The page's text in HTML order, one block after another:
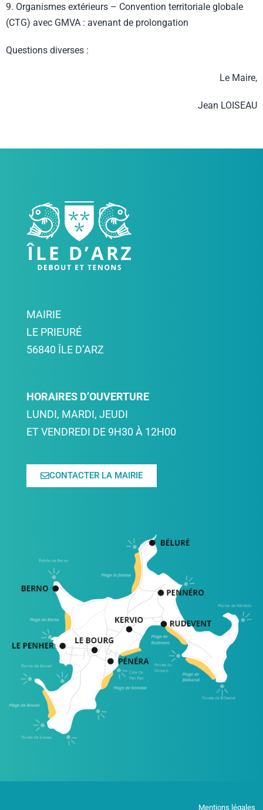
9. Organismes extérieurs – Convention territoriale globale
(CTG) avec GMVA : avenant de prolongation
Questions diverses :
Le Maire,
Jean LOISEAU
MAIRIE
LE PRIEURÉ
56840 ÎLE D’ARZ
HORAIRES D’OUVERTURE
LUNDI, MARDI, JEUDI
ET VENDREDI DE 9H30 À 12H00
CONTACTER LA MAIRIE
Mentions légales